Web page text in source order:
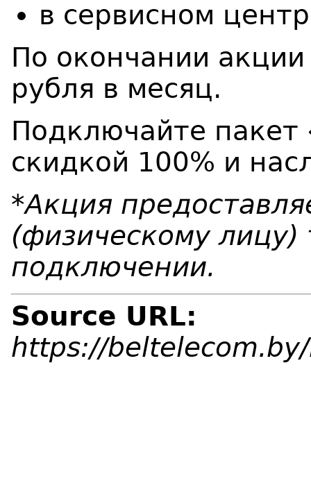
в сервисном
По окончании акции
рубля в месяц.
Подключайте пакет
скидкой 100% и
*Акция
(физическому
подключении.
Source URL:
https://